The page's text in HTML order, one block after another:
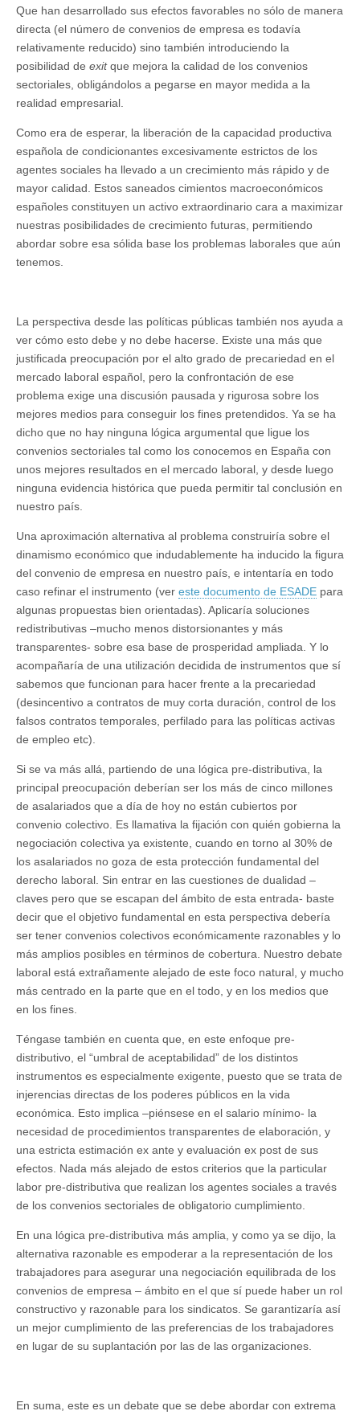
Que han desarrollado sus efectos favorables no sólo de manera
directa (el número de convenios de empresa es todavía
relativamente reducido) sino también introduciendo la
posibilidad de exitque mejora la calidad de los convenios
sectoriales, obligándolos a pegarse en mayor medida a la
realidad empresarial.
Como era de esperar, la liberación de la capacidad productiva
española de condicionantes excesivamente estrictos de los
agentes sociales ha llevado a un crecimiento más rápido y de
mayor calidad. Estos saneados cimientos macroeconómicos
españoles constituyen un activo extraordinario cara a maximizar
nuestras posibilidades de crecimiento futuras, permitiendo
abordar sobre esa sólida base los problemas laborales que aún
tenemos.
La perspectiva desde las políticas públicas también nos ayuda a
ver cómo esto debe y no debe hacerse. Existe una más que
justificada preocupación por el alto grado de precariedad en el
mercado laboral español, pero la confrontación de ese
problema exige una discusión pausada y rigurosa sobre los
mejores medios para conseguir los fines pretendidos. Ya se ha
dicho que no hay ninguna lógica argumental que ligue los
convenios sectoriales tal como los conocemos en España con
unos mejores resultados en el mercado laboral, y desde luego
ninguna evidencia histórica que pueda permitir tal conclusión en
nuestro país.
Una aproximación alternativa al problema construiría sobre el
dinamismo económico que indudablemente ha inducido la figura
del convenio de empresa en nuestro país, e intentaría en todo
caso refinar el instrumento (ver este documento de ESADE para
algunas propuestas bien orientadas). Aplicaría soluciones
redistributivas –mucho menos distorsionantes y más
transparentes- sobre esa base de prosperidad ampliada. Y lo
acompañaría de una utilización decidida de instrumentos que sí
sabemos que funcionan para hacer frente a la precariedad
(desincentivo a contratos de muy corta duración, control de los
falsos contratos temporales, perfilado para las políticas activas
de empleo etc).
Si se va más allá, partiendo de una lógica pre-distributiva, la
principal preocupación deberían ser los más de cinco millones
de asalariados que a día de hoy no están cubiertos por
convenio colectivo. Es llamativa la fijación con quién gobierna la
negociación colectiva ya existente, cuando en torno al 30% de
los asalariados no goza de esta protección fundamental del
derecho laboral. Sin entrar en las cuestiones de dualidad –
claves pero que se escapan del ámbito de esta entrada- baste
decir que el objetivo fundamental en esta perspectiva debería
ser tener convenios colectivos económicamente razonables y lo
más amplios posibles en términos de cobertura. Nuestro debate
laboral está extrañamente alejado de este foco natural, y mucho
más centrado en la parte que en el todo, y en los medios que
en los fines.
Téngase también en cuenta que, en este enfoque pre-
distributivo, el “umbral de aceptabilidad” de los distintos
instrumentos es especialmente exigente, puesto que se trata de
injerencias directas de los poderes públicos en la vida
económica. Esto implica –piénsese en el salario mínimo- la
necesidad de procedimientos transparentes de elaboración, y
una estricta estimación ex ante y evaluación ex post de sus
efectos. Nada más alejado de estos criterios que la particular
labor pre-distributiva que realizan los agentes sociales a través
de los convenios sectoriales de obligatorio cumplimiento.
En una lógica pre-distributiva más amplia, y como ya se dijo, la
alternativa razonable es empoderar a la representación de los
trabajadores para asegurar una negociación equilibrada de los
convenios de empresa – ámbito en el que sí puede haber un rol
constructivo y razonable para los sindicatos. Se garantizaría así
un mejor cumplimiento de las preferencias de los trabajadores
en lugar de su suplantación por las de las organizaciones.
En suma, este es un debate que se debe abordar con extrema